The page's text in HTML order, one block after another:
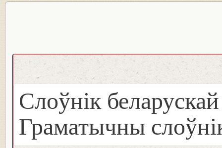
Слоўнік
Граматычны